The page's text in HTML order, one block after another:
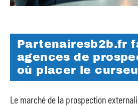
Partenairesb2b.fr
agences de
où placer le
Le marché de la prospection